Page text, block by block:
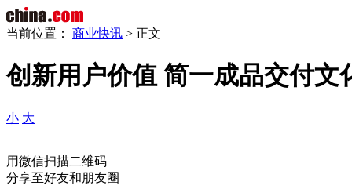
当前位置： 商业快讯 > 正文
创新用户价值 简一成品交付文
小 大
用微信扫描二维码
分享至好友和朋友圈